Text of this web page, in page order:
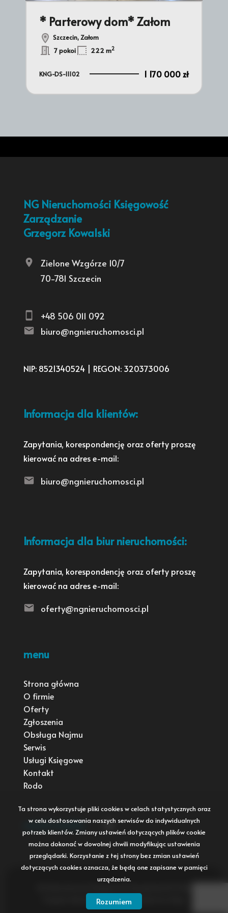
* Parterowy dom* Załom
Szczecin, Załom
7 pokoi 222 m2
KNG-DS-11102 1 170 000 zł
NG Nieruchomości Księgowość
Zarządzanie
Grzegorz Kowalski
Zielone Wzgórze 10/7
70-781 Szczecin
+48 506 011 092
biuro@ngnieruchomosci.pl
NIP: 8521340524 | REGON: 320373006
Informacja dla klientów:
Zapytania, korespondencję oraz oferty proszę
kierować na adres e-mail:
biuro@ngnieruchomosci.pl
Informacja dla biur nieruchomości:
Zapytania, korespondencję oraz oferty proszę
kierować na adres e-mail:
oferty@ngnieruchomosci.pl
menu
Strona główna
O firmie
Oferty
Zgłoszenia
Obsługa Najmu
Serwis
Usługi Księgowe
Kontakt
Rodo
social media Facebook
Program dla biur nieruchomości
Ta strona wykorzystuje pliki cookies w celach statystycznych oraz
w celu dostosowania naszych serwisów do indywidualnych
potrzeb klientów. Zmiany ustawień dotyczących plików cookie
można dokonać w dowolnej chwili modyfikując ustawienia
przeglądarki. Korzystanie z tej strony bez zmian ustawień
dotyczących cookies oznacza, że będą one zapisane w pamięci
urządzenia.
Rozumiem